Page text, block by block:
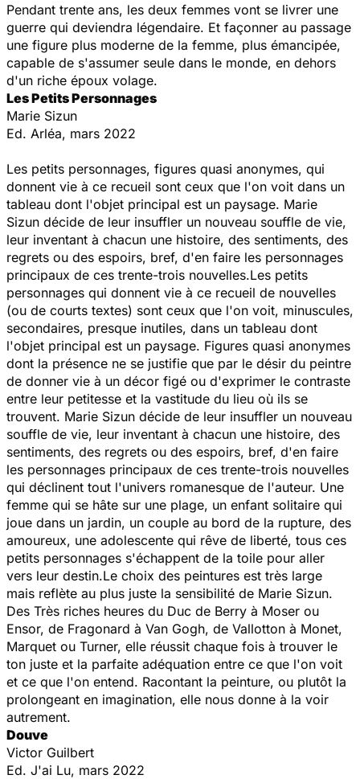
Pendant trente ans, les deux femmes vont se livrer une
guerre qui deviendra légendaire. Et façonner au passage
une figure plus moderne de la femme, plus émancipée,
capable de s'assumer seule dans le monde, en dehors
d'un riche époux volage.
Les Petits Personnages
Marie Sizun
Ed. Arléa, mars 2022
Les petits personnages, figures quasi anonymes, qui
donnent vie à ce recueil sont ceux que l'on voit dans un
tableau dont l'objet principal est un paysage. Marie
Sizun décide de leur insuffler un nouveau souffle de vie,
leur inventant à chacun une histoire, des sentiments, des
regrets ou des espoirs, bref, d'en faire les personnages
principaux de ces trente-trois nouvelles.Les petits
personnages qui donnent vie à ce recueil de nouvelles
(ou de courts textes) sont ceux que l'on voit, minuscules,
secondaires, presque inutiles, dans un tableau dont
l'objet principal est un paysage. Figures quasi anonymes
dont la présence ne se justifie que par le désir du peintre
de donner vie à un décor figé ou d'exprimer le contraste
entre leur petitesse et la vastitude du lieu où ils se
trouvent. Marie Sizun décide de leur insuffler un nouveau
souffle de vie, leur inventant à chacun une histoire, des
sentiments, des regrets ou des espoirs, bref, d'en faire
les personnages principaux de ces trente-trois nouvelles
qui déclinent tout l'univers romanesque de l'auteur. Une
femme qui se hâte sur une plage, un enfant solitaire qui
joue dans un jardin, un couple au bord de la rupture, des
amoureux, une adolescente qui rêve de liberté, tous ces
petits personnages s'échappent de la toile pour aller
vers leur destin.Le choix des peintures est très large
mais reflète au plus juste la sensibilité de Marie Sizun.
Des Très riches heures du Duc de Berry à Moser ou
Ensor, de Fragonard à Van Gogh, de Vallotton à Monet,
Marquet ou Turner, elle réussit chaque fois à trouver le
ton juste et la parfaite adéquation entre ce que l'on voit
et ce que l'on entend. Racontant la peinture, ou plutôt la
prolongeant en imagination, elle nous donne à la voir
autrement.
Douve
Victor Guilbert
Ed. J'ai Lu, mars 2022